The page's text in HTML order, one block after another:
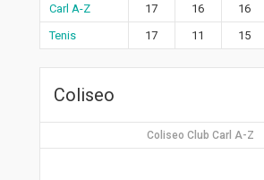
Carl A-Z 17 16 16
Tenis
17 11 15
Coliseo
Coliseo Club Carl A-Z